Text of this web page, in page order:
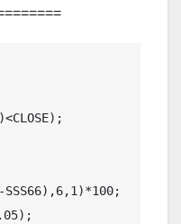
SSS66),6,1)*100;